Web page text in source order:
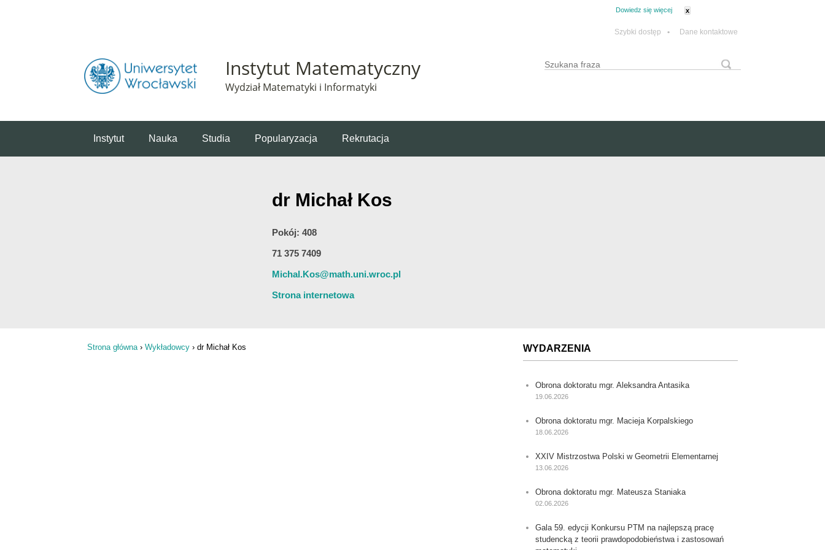
Dowiedz się więcej x
Szybki dostęp • Dane kontaktowe
Instytut Matematyczny
Wydział Matematyki i Informatyki
Formularz wyszukiwania
Wyszukaj
Instytut Nauka Studia Popularyzacja Rekrutacja
dr Michał Kos
Pokój: 408
71 375 7409
Michal.Kos@math.uni.wroc.pl
Strona internetowa
Strona główna› Wykładowcy › dr Michał Kos WYDARZENIA
Obrona doktoratu mgr. Aleksandra Antasika
19.06.2026
Obrona doktoratu mgr. Macieja Korpalskiego
18.06.2026
XXIV Mistrzostwa Polski w Geometrii Elementarnej
13.06.2026
Obrona doktoratu mgr. Mateusza Staniaka
02.06.2026
Gala 59. edycji Konkursu PTM na najlepszą pracę
studencką z teorii prawdopodobieństwa i zastosowań